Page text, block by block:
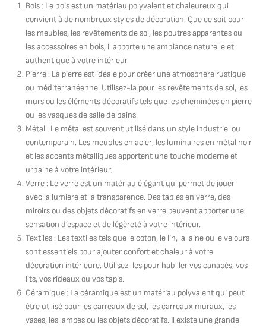
Bois : Le bois est un matériau polyvalent et chaleureux qui
convient à de nombreux styles de décoration. Que ce soit pour
les meubles, les revêtements de sol, les poutres apparentes ou
les accessoires en bois, il apporte une ambiance naturelle et
authentique à votre intérieur.
Pierre : La pierre est idéale pour créer une atmosphère rustique
ou méditerranéenne. Utilisez-la pour les revêtements de sol, les
murs ou les éléments décoratifs tels que les cheminées en pierre
ou les vasques de salle de bains.
Métal : Le métal est souvent utilisé dans un style industriel ou
contemporain. Les meubles en acier, les luminaires en métal noir
et les accents métalliques apportent une touche moderne et
urbaine à votre intérieur.
Verre : Le verre est un matériau élégant qui permet de jouer
avec la lumière et la transparence. Des tables en verre, des
miroirs ou des objets décoratifs en verre peuvent apporter une
sensation d’espace et de légèreté à votre intérieur.
Textiles : Les textiles tels que le coton, le lin, la laine ou le velours
sont essentiels pour ajouter confort et chaleur à votre
décoration intérieure. Utilisez-les pour habiller vos canapés, vos
lits, vos rideaux ou vos tapis.
Céramique : La céramique est un matériau polyvalent qui peut
être utilisé pour les carreaux de sol, les carreaux muraux, les
vases, les lampes ou les objets décoratifs. Il existe une grande